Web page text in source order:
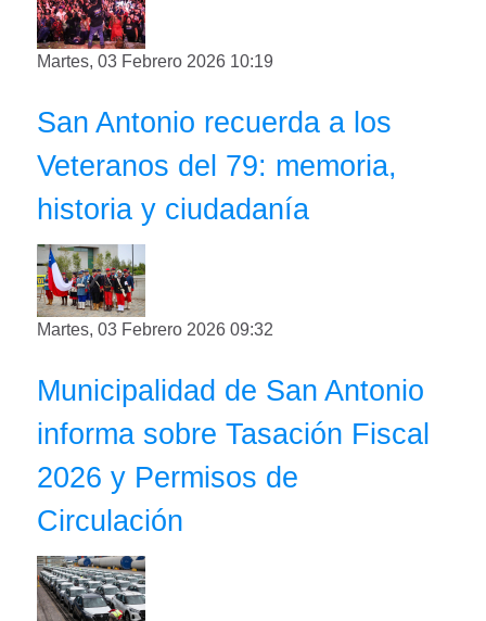
Martes, 03 Febrero 2026 10:19
San Antonio recuerda a los
Veteranos del 79: memoria,
historia y ciudadanía
Martes, 03 Febrero 2026 09:32
Municipalidad de San Antonio
informa sobre Tasación Fiscal
2026 y Permisos de
Circulación